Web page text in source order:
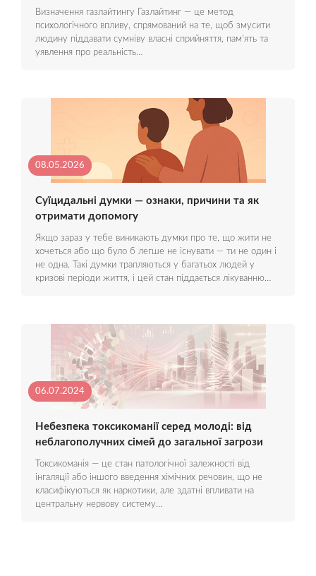
Визначення газлайтингу Газлайтинг — це метод
психологічного впливу, спрямований на те, щоб змусити
людину піддавати сумніву власні сприйняття, пам'ять та
уявлення про реальність…
08.05.2026
Суїцидальні думки — ознаки, причини та як
отримати допомогу
Якщо зараз у тебе виникають думки про те, що жити не
хочеться або що було б легше не існувати — ти не один і
не одна. Такі думки трапляються у багатьох людей у
кризові періоди життя, і цей стан піддається лікуванню…
06.07.2024
Небезпека токсикоманії серед молоді: від
неблагополучних сімей до загальної загрози
Токсикоманія — це стан патологічної залежності від
інгаляції або іншого введення хімічних речовин, що не
класифікуються як наркотики, але здатні впливати на
центральну нервову систему…